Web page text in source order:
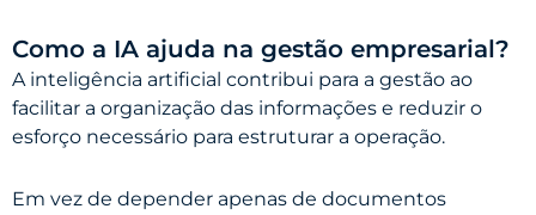
Como a IA ajuda na gestão empresarial?
A inteligência artificial contribui para a gestão ao
facilitar a organização das informações e reduzir o
esforço necessário para estruturar a operação.
Em vez de depender apenas de documentos